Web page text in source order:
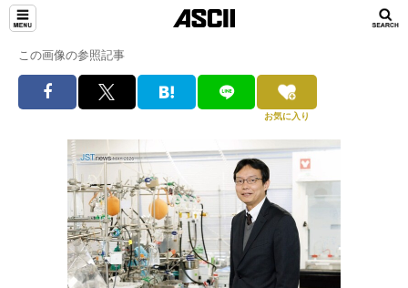
この画像の参照記事
お気に入り